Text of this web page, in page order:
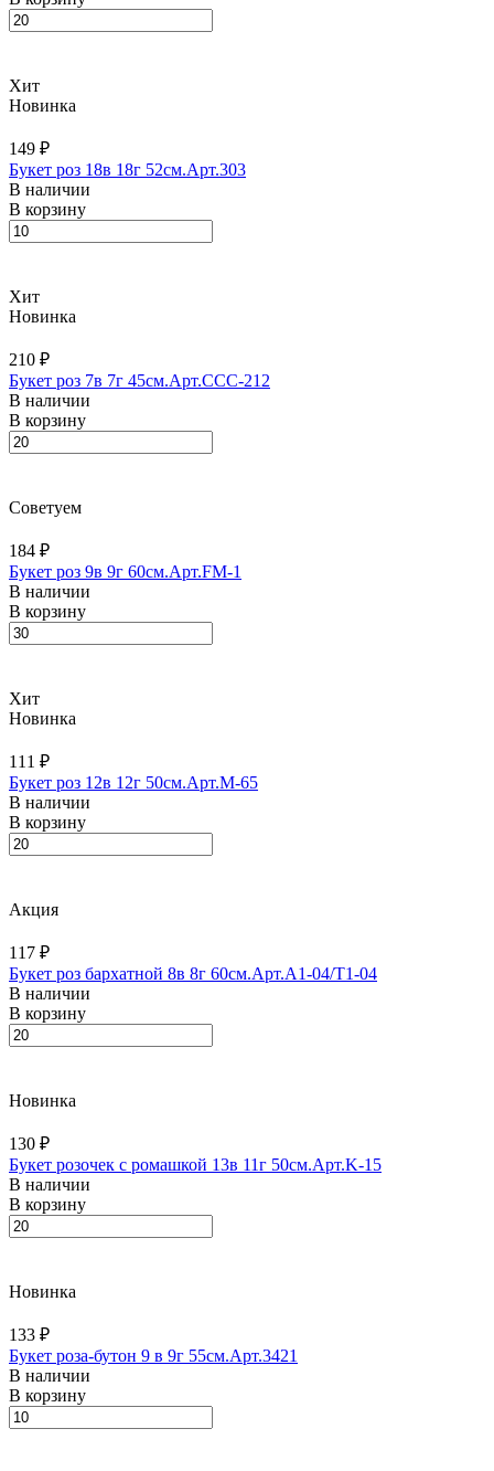
Хит
Новинка
149 ₽
Букет роз 18в 18г 52см.Арт.303
В наличии
В корзину
Хит
Новинка
210 ₽
Букет роз 7в 7г 45см.Арт.CCC-212
В наличии
В корзину
Советуем
184 ₽
Букет роз 9в 9г 60см.Арт.FM-1
В наличии
В корзину
Хит
Новинка
111 ₽
Букет роз 12в 12г 50см.Арт.M-65
В наличии
В корзину
Акция
117 ₽
Букет роз бархатной 8в 8г 60см.Арт.A1-04/T1-04
В наличии
В корзину
Новинка
130 ₽
Букет розочек с ромашкой 13в 11г 50см.Арт.K-15
В наличии
В корзину
Новинка
133 ₽
Букет роза-бутон 9 в 9г 55см.Арт.3421
В наличии
В корзину